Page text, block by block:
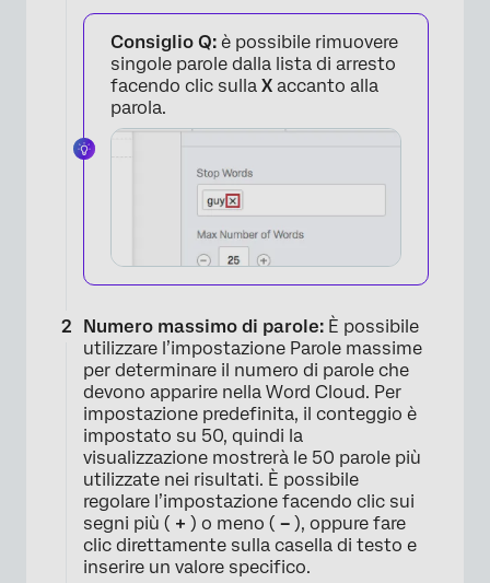
Consiglio Q: è possibile rimuovere
singole parole dalla lista di arresto
facendo clic sulla X accanto alla
parola.
Numero massimo di parole: È possibile
utilizzare l’impostazione Parole massime
per determinare il numero di parole che
devono apparire nella Word Cloud. Per
impostazione predefinita, il conteggio è
impostato su 50, quindi la
visualizzazione mostrerà le 50 parole più
utilizzate nei risultati. È possibile
regolare l’impostazione facendo clic sui
segni più ( + ) o meno ( – ), oppure fare
clic direttamente sulla casella di testo e
inserire un valore specifico.